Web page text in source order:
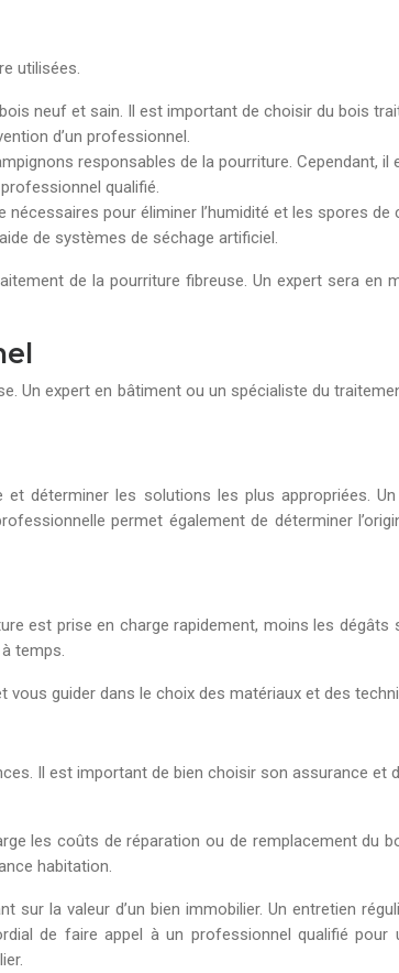
utilisées.
neuf et sain. Il est important de choisir du bois
d’un professionnel.
responsables de la pourriture. Cependant,
qualifié.
pour éliminer l’humidité et les spores
de systèmes de séchage artificiel.
de la pourriture fibreuse. Un expert sera en
Un expert en bâtiment ou un spécialiste du
déterminer les solutions les plus appropriées.
permet également de déterminer
est prise en charge rapidement, moins les
temps.
guider dans le choix des matériaux et des
Il est important de bien choisir son assurance
les coûts de réparation ou de remplacement du
habitation.
la valeur d’un bien immobilier. Un entretien
de faire appel à un professionnel qualifié